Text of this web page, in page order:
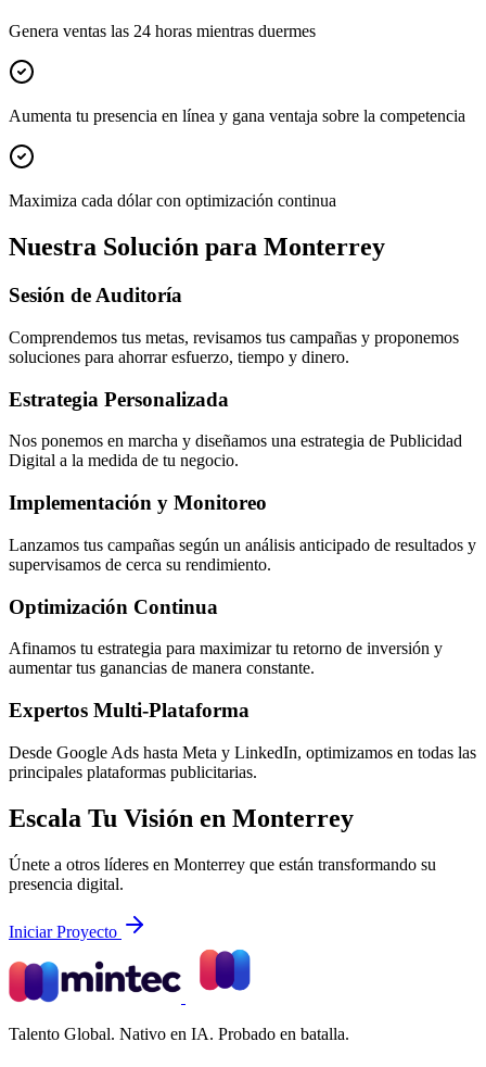
Genera ventas las 24 horas mientras duermes
Aumenta tu presencia en línea y gana ventaja sobre la competencia
Maximiza cada dólar con optimización continua
Nuestra Solución para Monterrey
Sesión de Auditoría
Comprendemos tus metas, revisamos tus campañas y proponemos
soluciones para ahorrar esfuerzo, tiempo y dinero.
Estrategia Personalizada
Nos ponemos en marcha y diseñamos una estrategia de Publicidad
Digital a la medida de tu negocio.
Implementación y Monitoreo
Lanzamos tus campañas según un análisis anticipado de resultados y
supervisamos de cerca su rendimiento.
Optimización Continua
Afinamos tu estrategia para maximizar tu retorno de inversión y
aumentar tus ganancias de manera constante.
Expertos Multi-Plataforma
Desde Google Ads hasta Meta y LinkedIn, optimizamos en todas las
principales plataformas publicitarias.
Escala Tu Visión en Monterrey
Únete a otros líderes en Monterrey que están transformando su
presencia digital.
Iniciar Proyecto
Talento Global. Nativo en IA. Probado en batalla.